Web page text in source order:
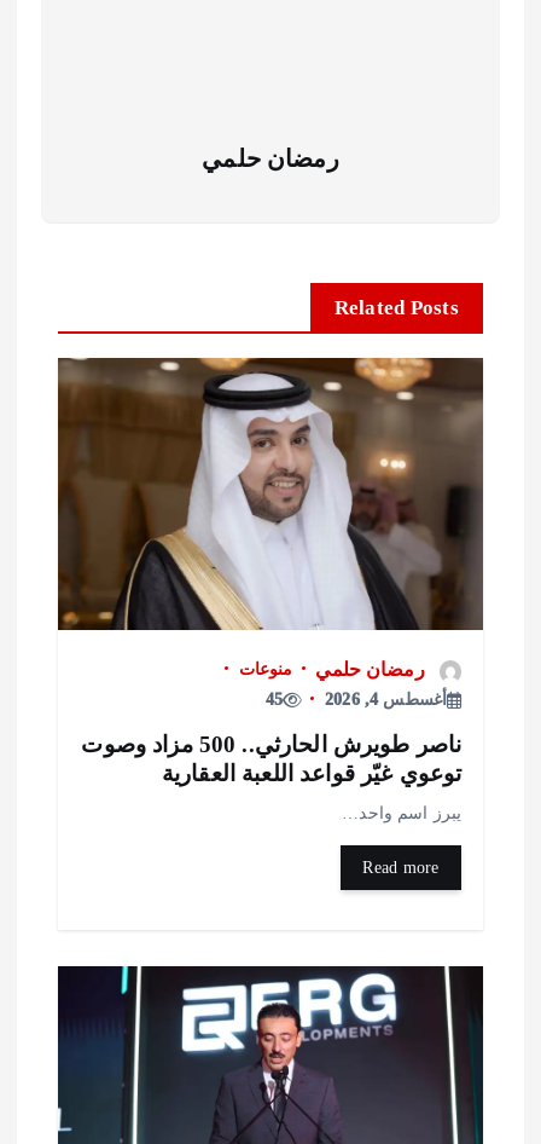
رمضان حلمي
Related Posts
رمضان حلمي
منوعات
أغسطس 4, 2026
45
ناصر طويرش الحارثي.. 500 مزاد وصوت
غيّر قواعد اللعبة العقارية
اسم واحد…